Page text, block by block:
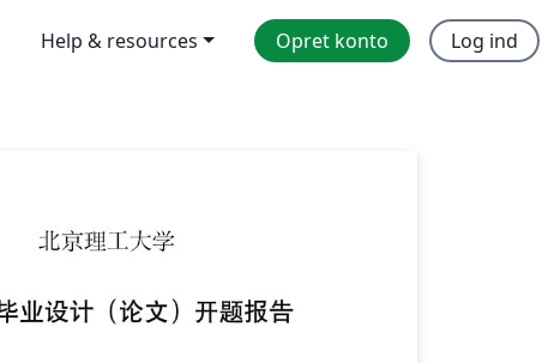
Help & resources Opret konto Log ind